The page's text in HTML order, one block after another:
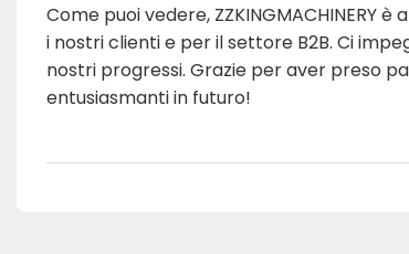
Come puoi vedere,
i nostri clienti e per il settore B2B. Ci
nostri progressi. Grazie per aver preso
entusiasmanti in futuro!